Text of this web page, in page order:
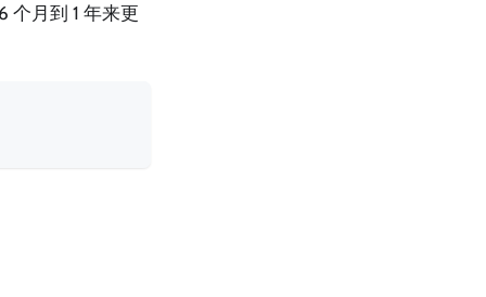
个月到 1 年来更